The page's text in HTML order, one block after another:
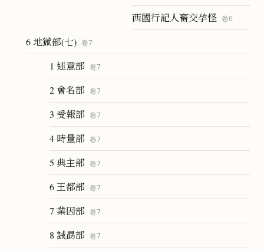
西國行記人畜交孕怪 卷6
6 地獄部(七) 卷7
1 述意部 卷7
2 會名部 卷7
3 受報部 卷7
4 時量部 卷7
5 典主部 卷7
6 王都部 卷7
7 業因部 卷7
8 誡勗部 卷7